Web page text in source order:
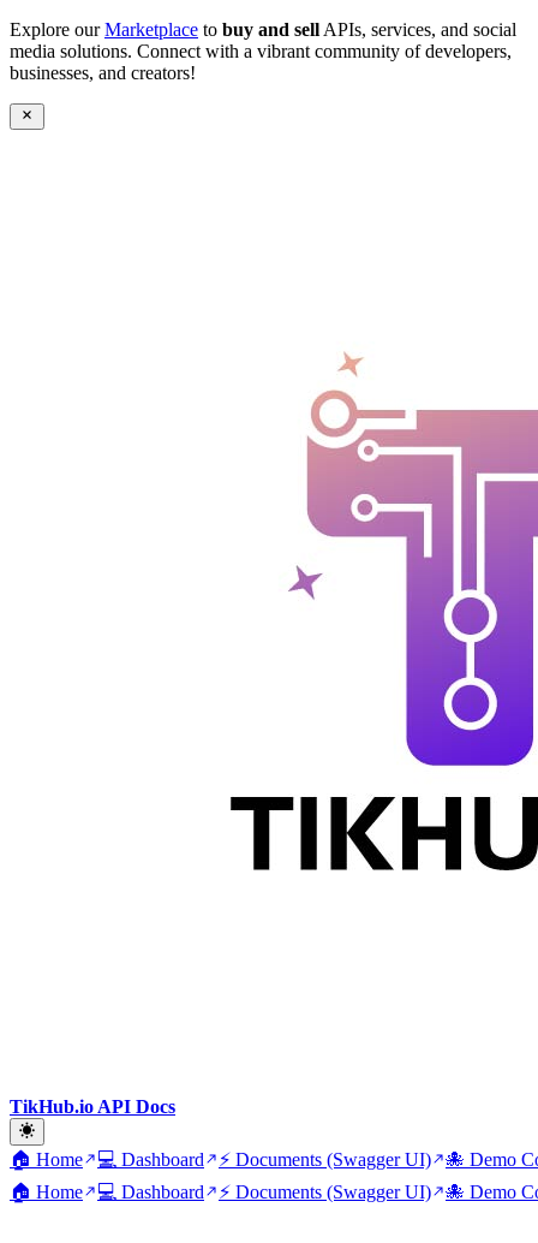
Explore ourMarketplace to buy and sell APIs, services, and social
media solutions. Connect with a vibrant community of developers,
businesses, and creators!
TikHub.io API Docs
🏠 Home 💻 Dashboard ⚡ Documents (Swagger UI)
🐙 Demo
🏠 Home
💻 Dashboard ⚡ Documents (Swagger UI) 🐙 Demo